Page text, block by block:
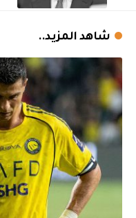
شاهد المزيد..